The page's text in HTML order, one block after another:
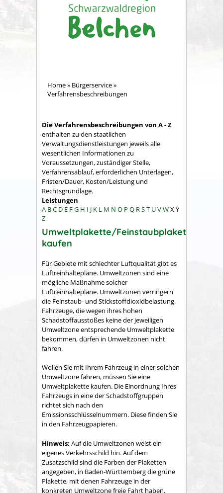
Home» Bürgerservice»
Verfahrensbeschreibungen
Die Verfahrensbeschreibungen von A - Z
enthalten zu den staatlichen
Verwaltungsdienstleistungen jeweils alle
wesentlichen Informationen zu
Voraussetzungen, zuständiger Stelle,
Verfahrensablauf, erforderlichen Unterlagen,
Fristen/Dauer, Kosten/Leistung und
Rechtsgrundlage.
Leistungen
A BC D E FG H I J K L M N O P Q RST UVWX Y
Z
Umweltplakette/Feinstaubplakette
kaufen
Für Gebiete mit schlechter Luftqualität gibt es
Luftreinhaltepläne. Umweltzonen sind eine
mögliche Maßnahme solcher
Luftreinhaltepläne. Umweltzonen verringern
die Feinstaub- und Stickstoffdioxidbelastung.
Fahrzeuge, die wegen ihres hohen
Schadstoffausstoßes keine der jeweiligen
Umweltzone entsprechende Umweltplakette
bekommen, dürfen in Umweltzonen nicht
fahren.
Wollen Sie mit Ihrem Fahrzeug in einer solchen
Umweltzone fahren, müssen Sie eine
Umweltplakette kaufen. Die Einordnung Ihres
Fahrzeugs in eine der Schadstoffgruppen
richtet sich nach den
Emissionsschlüsselnummern. Diese finden Sie
in den Fahrzeugpapieren.
Hinweis: Auf die Umweltzonen weist ein
eigenes Verkehrsschild hin. Auf dem
Zusatzschild sind die Farben der Plaketten
angegeben, in Baden-Württemberg die grüne
Plakette, mit denen Fahrzeuge in der
konkreten Umweltzone freie Fahrt haben.